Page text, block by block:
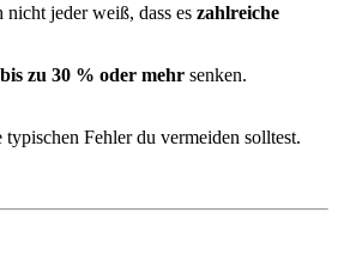
jeder weiß, dass es zahlreiche
bis zu 30 % oder mehr senken.
Fehler du vermeiden solltest.